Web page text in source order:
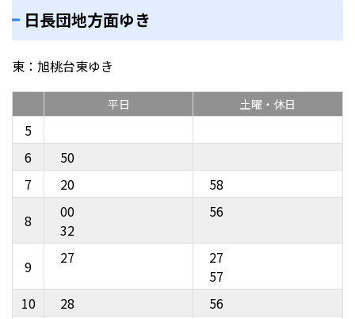
日長団地方面ゆき
東：旭桃台東ゆき
平日
5
6
7
8
9
10
50
20
00
32
27
28
土曜・休日
58
56
27
57
56